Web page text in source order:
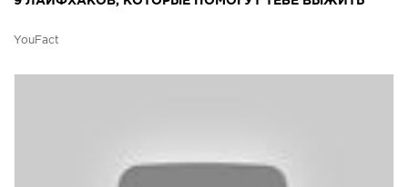
YouFact